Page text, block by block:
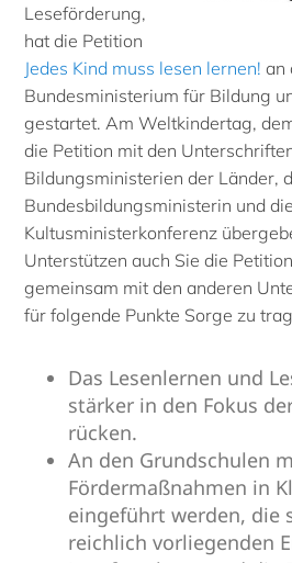
Leseförderung,
hat die Petition
Jedes Kind muss lesen lernen! an
Bundesministerium für Bildung
gestartet. Am Weltkindertag,
die Petition mit den
Bildungsministerien der Länder,
Bundesbildungsministerin und die
Kultusministerkonferenz
Unterstützen auch Sie die
gemeinsam mit den anderen
für folgende Punkte Sorge zu
Das Lesenlernen und
stärker in den Fokus
rücken.
An den Grundschulen
Fördermaßnahmen in
eingeführt werden, die
reichlich vorliegenden